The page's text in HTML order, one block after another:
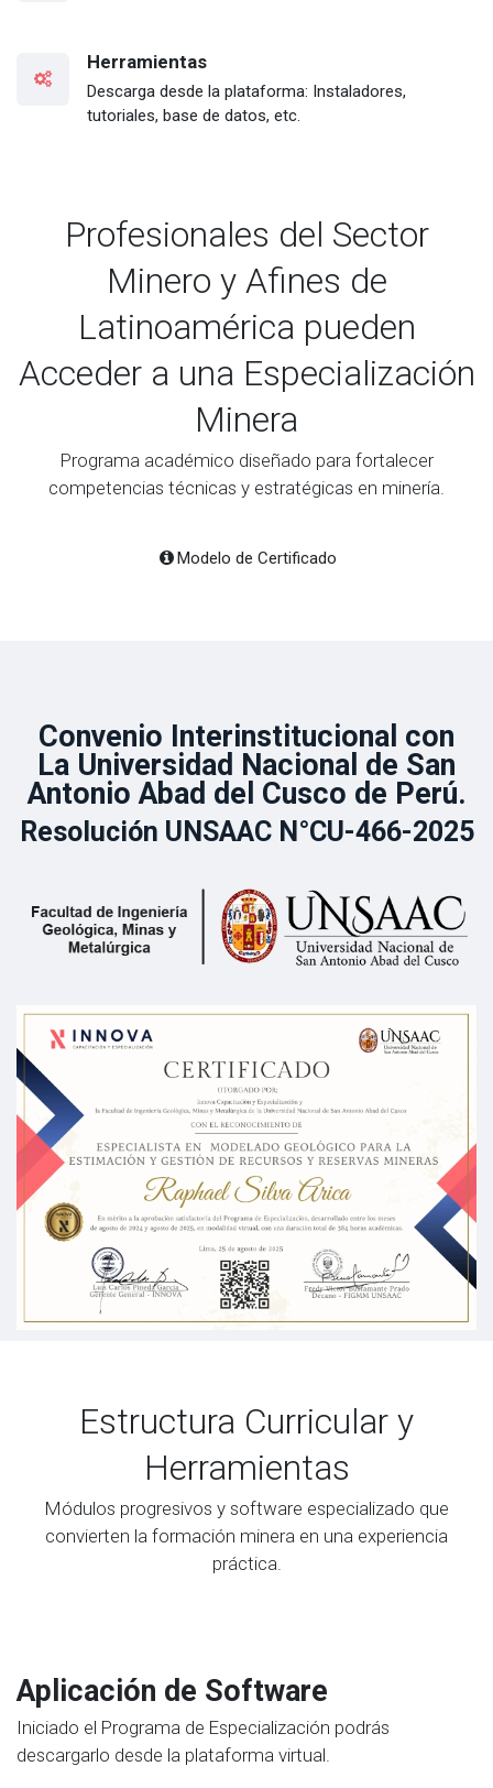
Herramientas
Descarga desde la plataforma: Instaladores,
tutoriales, base de datos, etc.
Profesionales del Sector
Minero y Afines de
Latinoamérica pueden
Acceder a una Especialización
Minera
Programa académico diseñado para fortalecer
competencias técnicas y estratégicas en minería.
Modelo de Certificado
Convenio Interinstitucional con
La Universidad Nacional de San
Antonio Abad del Cusco de Perú.
Resolución UNSAAC N°CU-466-2025
Estructura Curricular y
Herramientas
Módulos progresivos y software especializado que
convierten la formación minera en una experiencia
práctica.
Aplicación de Software
Iniciado el Programa de Especialización podrás
descargarlo desde la plataforma virtual.